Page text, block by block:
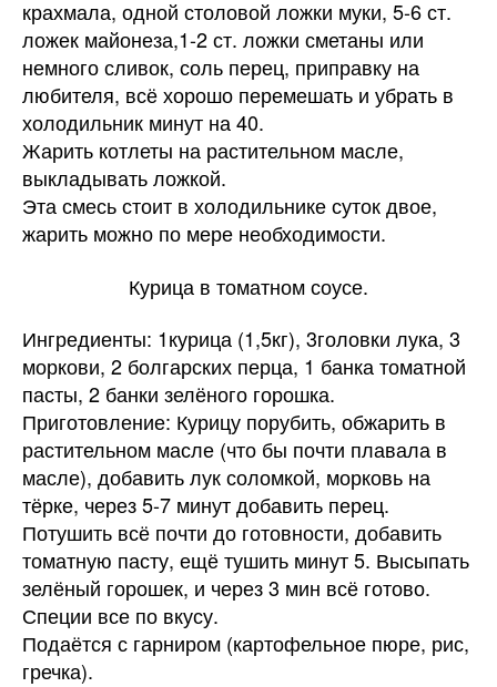
крахмала, одной столовой ложки муки, 5-6 ст.
ложек майонеза,1-2 ст. ложки сметаны или
немного сливок, соль перец, приправку на
любителя, всё хорошо перемешать и убрать в
холодильник минут на 40.
Жарить котлеты на растительном масле,
выкладывать ложкой.
Эта смесь стоит в холодильнике суток двое,
жарить можно по мере необходимости.
Курица в томатном соусе.
Ингредиенты: 1курица (1,5кг), 3головки лука, 3
моркови, 2 болгарских перца, 1 банка томатной
пасты, 2 банки зелёного горошка.
Приготовление: Курицу порубить, обжарить в
растительном масле (что бы почти плавала в
масле), добавить лук соломкой, морковь на
тёрке, через 5-7 минут добавить перец.
Потушить всё почти до готовности, добавить
томатную пасту, ещё тушить минут 5. Высыпать
зелёный горошек, и через 3 мин всё готово.
Специи все по вкусу.
Подаётся с гарниром (картофельное пюре, рис,
гречка).